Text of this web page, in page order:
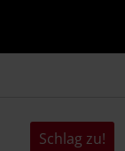
Schlag zu!